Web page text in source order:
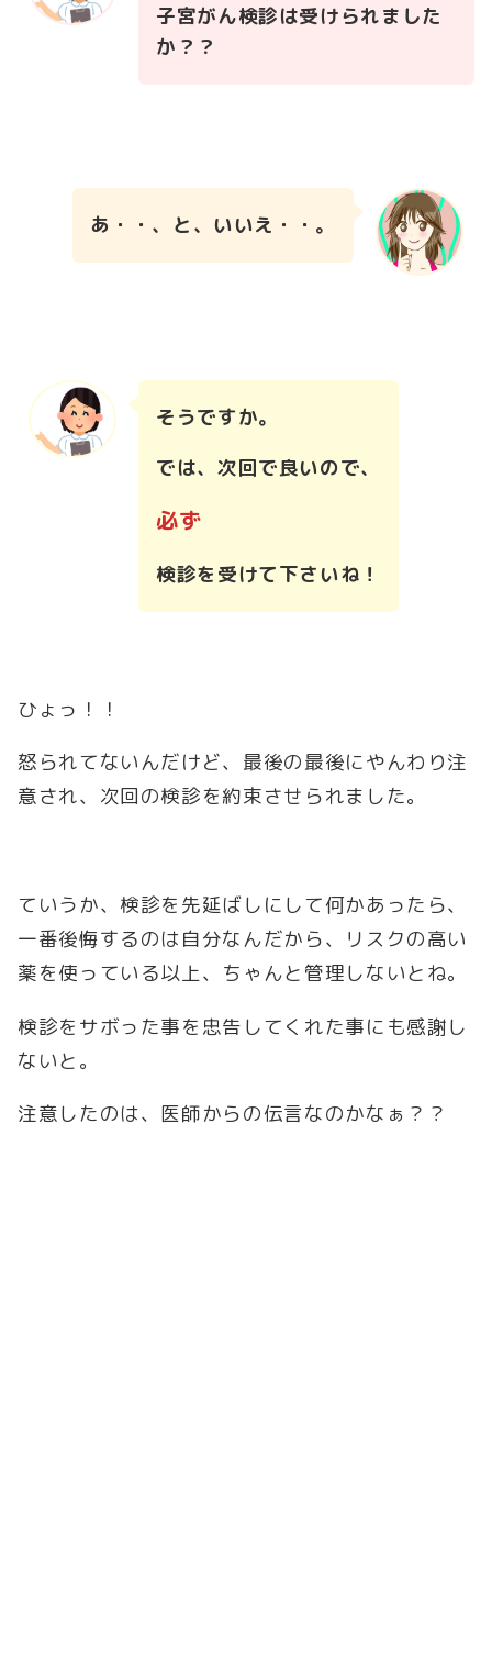
子宮がん検診は受けられました
か？？
あ・・、と、いいえ・・。
そうですか。
では、次回で良いので、
必ず
検診を受けて下さいね！
ひょっ！！
怒られてないんだけど、最後の最後にやんわり注
意され、次回の検診を約束させられました。
ていうか、検診を先延ばしにして何かあったら、
一番後悔するのは自分なんだから、リスクの高い
薬を使っている以上、ちゃんと管理しないとね。
検診をサボった事を忠告してくれた事にも感謝し
ないと。
注意したのは、医師からの伝言なのかなぁ？？